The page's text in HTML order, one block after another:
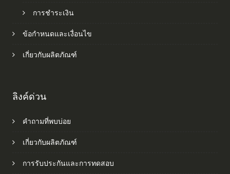
การชำระเงิน
ข้อกำหนดและเงื่อนไข
เกี่ยวกับผลิตภัณฑ์
ลิงค์ด่วน
คำถามที่พบบ่อย
เกี่ยวกับผลิตภัณฑ์
การรับประกันและการทดสอบ